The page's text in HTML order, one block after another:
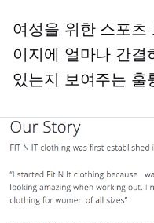
여성을 위한 스포츠
이지에 얼마나 간결
있는지 보여주는 훌